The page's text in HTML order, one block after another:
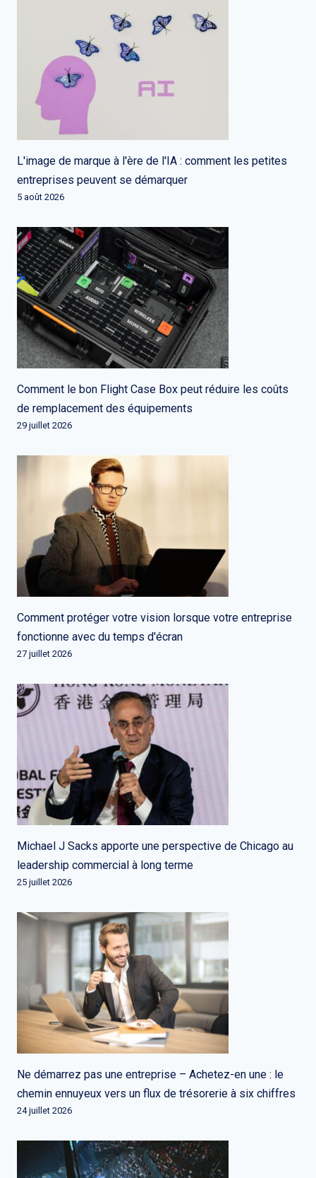
L'image de marque à l'ère de l'IA : comment les petites
entreprises peuvent se démarquer
5 août 2026
Comment le bon Flight Case Box peut réduire les coûts
de remplacement des équipements
29 juillet 2026
Comment protéger votre vision lorsque votre entreprise
fonctionne avec du temps d'écran
27 juillet 2026
Michael J Sacks apporte une perspective de Chicago au
leadership commercial à long terme
25 juillet 2026
Ne démarrez pas une entreprise – Achetez-en une : le
chemin ennuyeux vers un flux de trésorerie à six chiffres
24 juillet 2026